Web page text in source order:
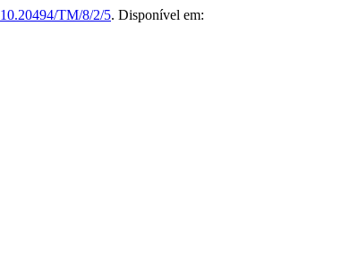
10.20494/TM/8/2/5. Disponível em: